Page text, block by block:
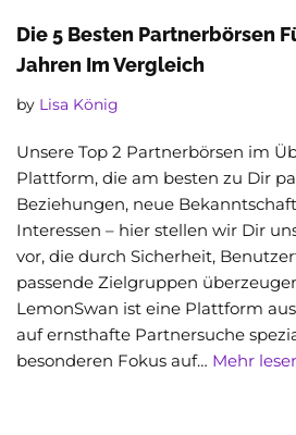
Die 5 Besten Partnerbörsen
Jahren Im Vergleich
by Lisa König
Unsere Top 2 Partnerbörsen im
Plattform, die am besten zu Dir
Beziehungen, neue
Interessen – hier stellen wir Dir
vor, die durch Sicherheit,
passende Zielgruppen
LemonSwan ist eine Plattform
auf ernsthafte Partnersuche
besonderen Fokus auf… Mehr